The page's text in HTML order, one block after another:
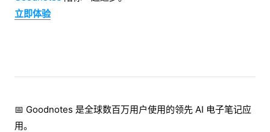
立即体验
📅 Goodnotes 是全球数百万用户使用的领先 AI 电子笔记应
用。